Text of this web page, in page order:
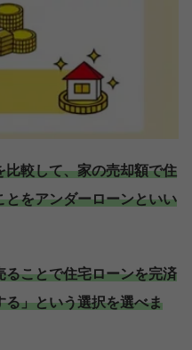
比較して、家の売却額で住
とをアンダーローンといい
ることで住宅ローンを完済
る」という選択を選べま